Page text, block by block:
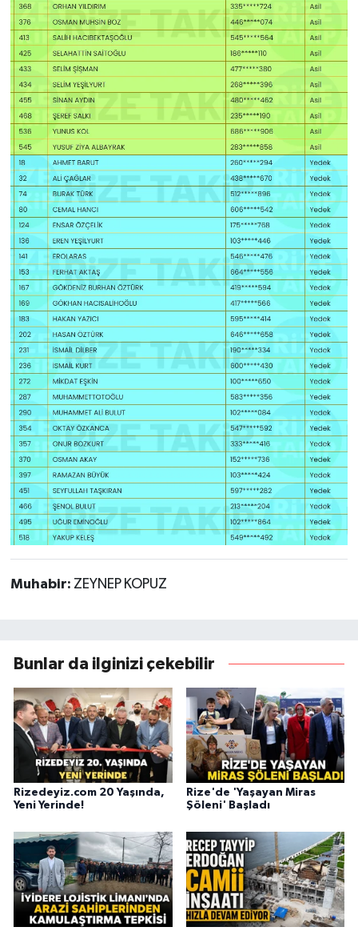
Muhabir: ZEYNEP KOPUZ
Bunlar da ilginizi çekebilir
Rizedeyiz.com 20 Yaşında,
Yeni Yerinde!
Rize'de 'Yaşayan Miras
Şöleni' Başladı